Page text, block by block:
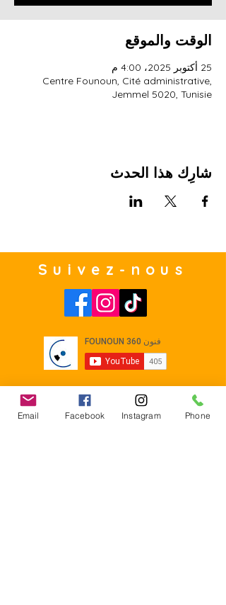
الوقت والموقع
25 أكتوبر 2025، 4:00 م
Centre Founoun, Cité administrative,
Jemmel 5020, Tunisie
شارِك هذا الحدث
Suivez-nous
Email Facebook Instagram Phone